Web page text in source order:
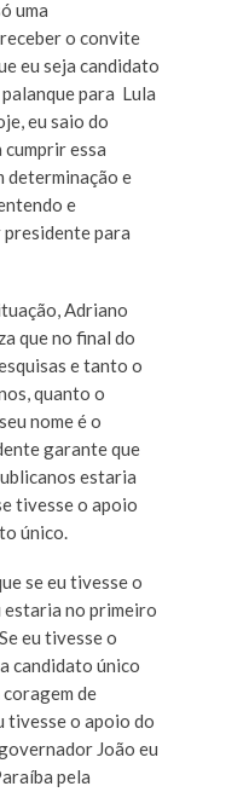
uma
o convite
eu seja candidato
para Lula
eu saio do
cumprir essa
determinação e
e
presidente para
Adriano
que no final do
e tanto o
quanto o
nome é o
garante que
estaria
tivesse o apoio
único.
se eu tivesse o
estaria no primeiro
eu tivesse o
candidato único
de
tivesse o apoio do
João eu
pela